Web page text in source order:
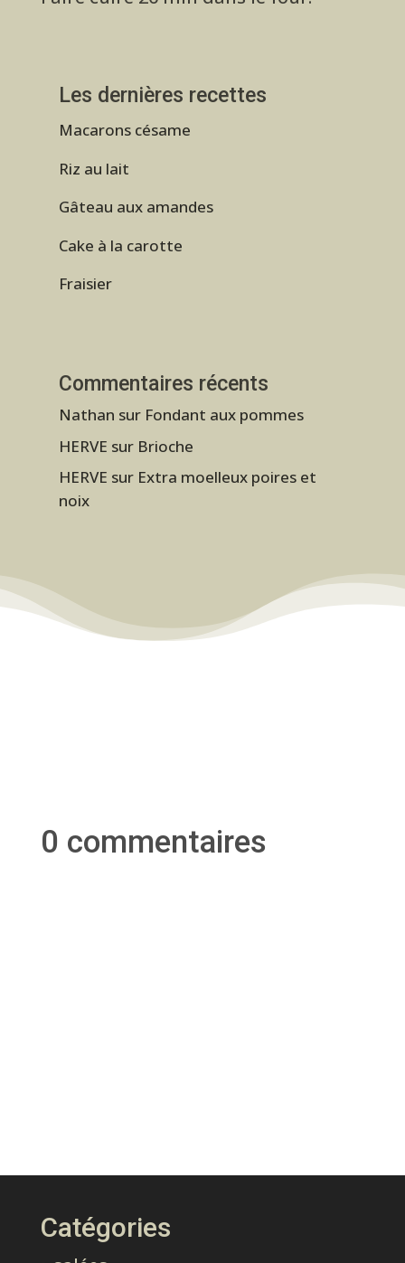
Les dernières recettes
Macarons césame
Riz au lait
Gâteau aux amandes
Cake à la carotte
Fraisier
Commentaires récents
Nathan sur Fondant aux pommes
HERVE sur Brioche
HERVE sur Extra moelleux poires et
noix
0 commentaires
Catégories